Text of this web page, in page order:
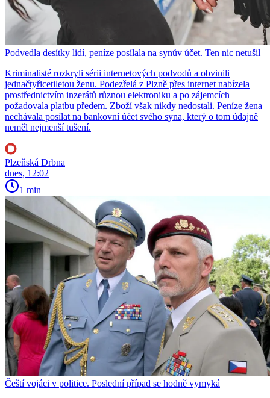
Podvedla desítky lidí, peníze posílala na synův účet. Ten nic netušil
Kriminalisté rozkryli sérii internetových podvodů a obvinili
jednačtyřicetiletou ženu. Podezřelá z Plzně přes internet nabízela
prostřednictvím inzerátů různou elektroniku a po zájemcích
požadovala platbu předem. Zboží však nikdy nedostali. Peníze žena
nechávala posílat na bankovní účet svého syna, který o tom údajně
neměl nejmenší tušení.
Plzeňská Drbna
dnes, 12:02
1 min
Čeští vojáci v politice. Poslední případ se hodně vymyká